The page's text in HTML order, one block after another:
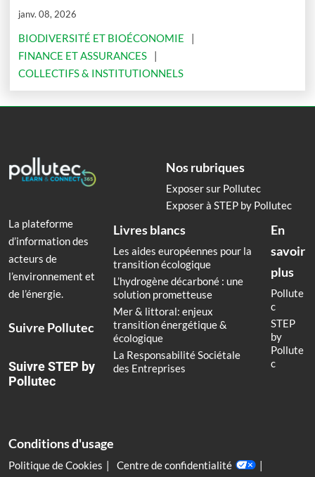
janv. 08, 2026
BIODIVERSITÉ ET BIOÉCONOMIE
FINANCE ET ASSURANCES
COLLECTIFS & INSTITUTIONNELS
La plateforme
d’information des
acteurs de
l’environnement et
de l’énergie.
Suivre Pollutec
Suivre STEP by
Pollutec
Nos rubriques
Exposer sur Pollutec
Exposer à STEP by Pollutec
Livres blancs
Les aides européennes pour la
transition écologique
L’hydrogène décarboné : une
solution prometteuse
Mer & littoral: enjeux
transition énergétique &
écologique
La Responsabilité Sociétale
des Entreprises
En
savoir
plus
Pollute
c
STEP
by
Pollute
c
Conditions d'usage
Politique de Cookies Centre de confidentialité